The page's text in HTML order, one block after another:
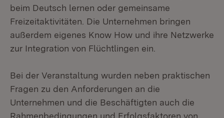
beim Deutsch lernen oder gemeinsame
Freizeitaktivitäten. Die Unternehmen bringen
außerdem eigenes Know How und ihre Netzwerke
zur Integration von Flüchtlingen ein.
Bei der Veranstaltung wurden neben praktischen
Fragen zu den Anforderungen an die
Unternehmen und die Beschäftigten auch die
Rahmenbedingungen und Erfolgsfaktoren von